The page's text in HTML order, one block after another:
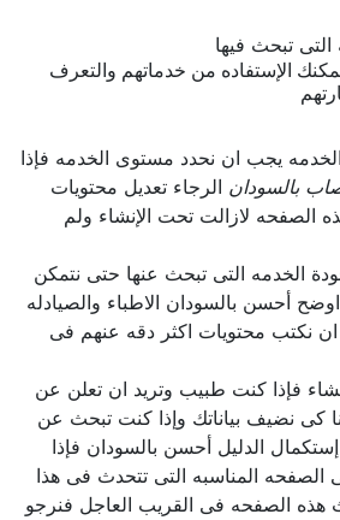
تبحث فيها
الإستفاده من خدماتهم والتعرف
يجب ان نحدد مستوى الخدمه فإذا
بالسودانالرجاء تعديل محتويات
لازالت تحت الإنشاء ولم
الخدمه التى تبحث عنها حتى نتمكن
أحسن بالسودان الاطباء والصيادله
نكتب محتويات اكثر دقه عنهم فى
فإذا كنت طبيب وتريد ان تعلن عن
كى نضيف بياناتك وإذا كنت تبحث عن
الدليل أحسن بالسودان فإذا
المناسبه التى تتحدث فى هذا
الصفحه فى القريب العاجل فنرجو